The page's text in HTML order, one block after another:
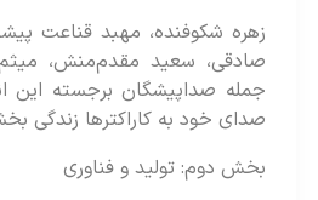
زهره شکوفنده، مهبد قناعت پیشه،
صادقی، سعید مقدم‌منش، میثم
جمله صداپیشگان برجسته این
صدای خود به کاراکترها زندگی
بخش دوم: تولید و فناوری